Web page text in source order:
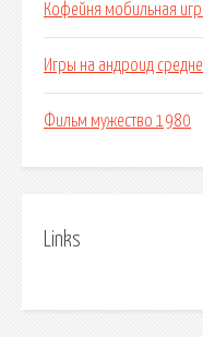
Кофейня мобильная
Игры на андроид
Фильм мужество 1980
Links